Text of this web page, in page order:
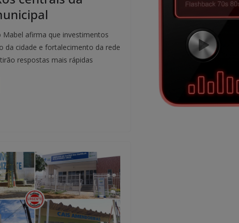
Mabel afirma que investimentos
da cidade e fortalecimento da rede
respostas mais rápidas